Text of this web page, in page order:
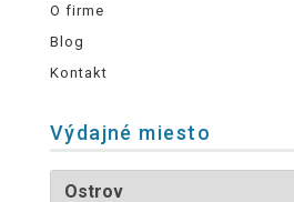
O firme
Blog
Kontakt
Výdajné miesto